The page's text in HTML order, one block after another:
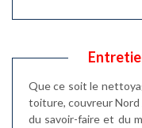
Que ce soit le
toiture, couvreur
du savoir-faire et du